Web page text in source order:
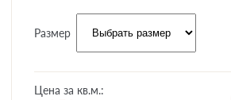
Размер
Цена за кв.м.: